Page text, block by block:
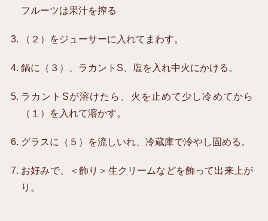
フルーツは果汁を搾る
（２）をジューサーに入れてまわす。
鍋に（３）、ラカントS、塩を入れ中火にかける。
ラカントSが溶けたら、火を止めて少し冷めてから
（１）を入れて溶かす。
グラスに（５）を流しいれ、冷蔵庫で冷やし固める。
お好みで、＜飾り＞生クリームなどを飾って出来上が
り。